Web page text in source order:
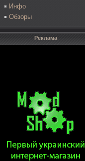
Инфо
Обзоры
Реклама